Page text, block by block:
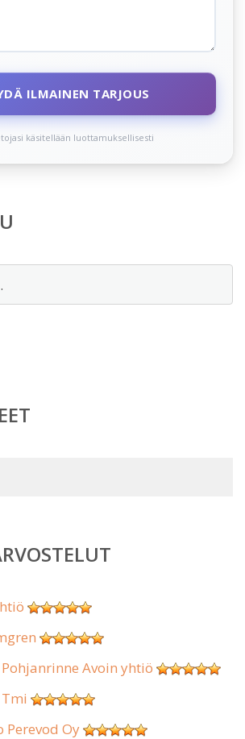
ILMAINEN TARJOUS
käsitellään luottamuksellisesti
Avoin yhtiö
Perevod Oy